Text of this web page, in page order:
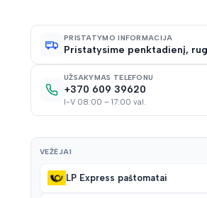
PRISTATYMO INFORMACIJA
Pristatysime penktadienį,
UŽSAKYMAS TELEFONU
+370 609 39620
I-V 08:00 – 17:00 val.
VEŽĖJAI
LP Express paštomatai